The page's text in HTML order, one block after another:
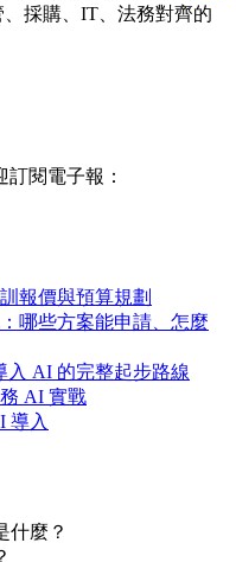
、採購、IT、法務對齊的
閱電子報：
報價與預算規劃
哪些方案能申請、怎麼
入 AI 的完整起步路線
AI 實戰
導入
什麼？